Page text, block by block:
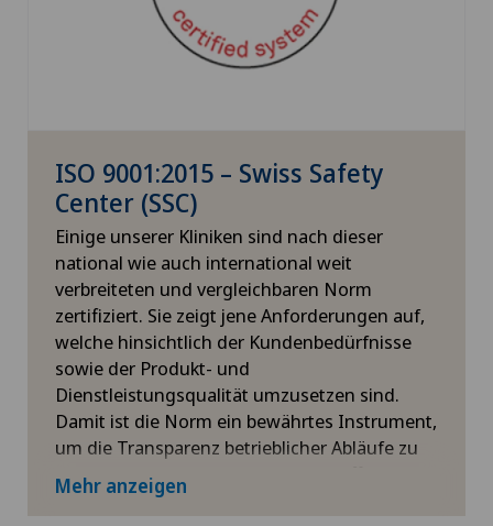
ISO 9001:2015 – Swiss Safety
Center (SSC)
Einige unserer Kliniken sind nach dieser
national wie auch international weit
verbreiteten und vergleichbaren Norm
zertifiziert. Sie zeigt jene Anforderungen auf,
welche hinsichtlich der Kundenbedürfnisse
sowie der Produkt- und
Dienstleistungsqualität umzusetzen sind.
Damit ist die Norm ein bewährtes Instrument,
um die Transparenz betrieblicher Abläufe zu
erhöhen und in weiterer Folge die Effizienz
der Unternehmensleistung zu optimieren. Die
Mehr anzeigen